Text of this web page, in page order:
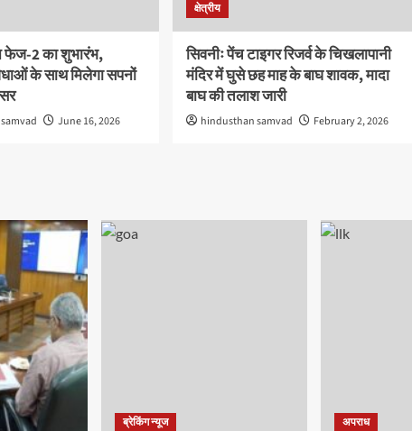
फेज-2 का शुभारंभ,
के साथ मिलेगा सपनों
June 16, 2026
क्षेत्रीय
सिवनीः पेंच टाइगर रिजर्व के चिखलापानी
मंदिर में घुसे छह माह के बाघ शावक, मादा
बाघ की तलाश जारी
hindusthan samvad February 2, 2026
ब्रेकिंग न्यूज अपराध